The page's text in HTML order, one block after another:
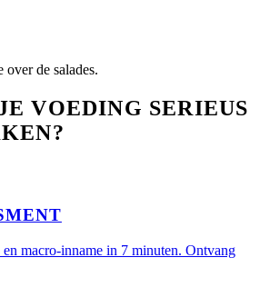
de salades.
VOEDING SERIEUS
macro-inname in 7 minuten. Ontvang